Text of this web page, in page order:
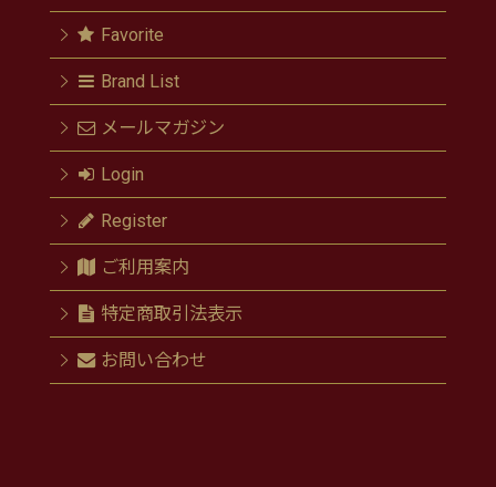
Favorite
Brand List
メールマガジン
Login
Register
ご利用案内
特定商取引法表示
お問い合わせ